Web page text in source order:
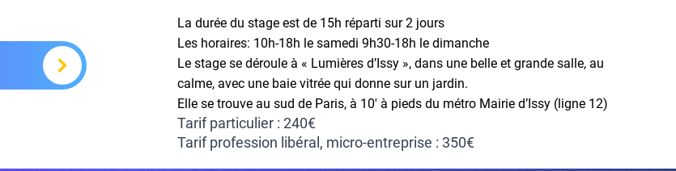
La durée du stage est de 15h réparti sur 2 jours
Les horaires: 10h-18h le samedi 9h30-18h le dimanche
Le stage se déroule à « Lumières d’Issy », dans une belle et grande salle, au
calme, avec une baie vitrée qui donne sur un jardin.
Elle se trouve au sud de Paris, à 10′ à pieds du métro Mairie d’Issy (ligne 12)
Tarif particulier : 240€
Tarif profession libéral, micro-entreprise : 350€